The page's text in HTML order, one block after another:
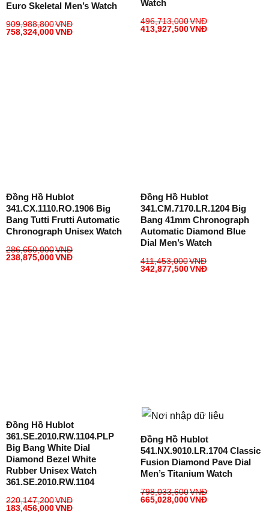
Euro Skeletal Men’s Watch
909,988,800VNĐ
758,324,000VNĐ
Watch
496,713,000VNĐ
413,927,500VNĐ
Đồng Hồ Hublot
341.CX.1110.RO.1906 Big
Bang Tutti Frutti Automatic
Chronograph Unisex Watch
286,650,000VNĐ
238,875,000VNĐ
Đồng Hồ Hublot
341.CM.7170.LR.1204 Big
Bang 41mm Chronograph
Automatic Diamond Blue
Dial Men’s Watch
411,453,000VNĐ
342,877,500VNĐ
Đồng Hồ Hublot
361.SE.2010.RW.1104.PLP
Big Bang White Dial
Diamond Bezel White
Rubber Unisex Watch
361.SE.2010.RW.1104
220,147,200VNĐ
183,456,000VNĐ
Đồng Hồ Hublot
541.NX.9010.LR.1704 Classic
Fusion Diamond Pave Dial
Men’s Titanium Watch
798,033,600VNĐ
665,028,000VNĐ